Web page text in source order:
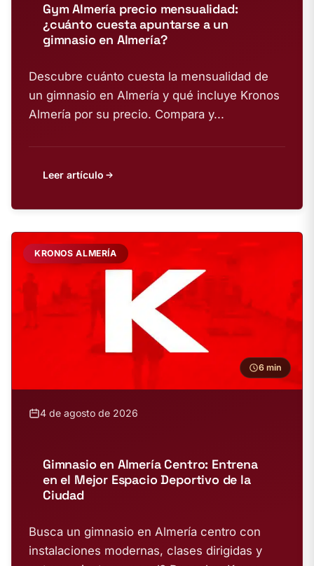
Gym Almería precio mensualidad:
¿cuánto cuesta apuntarse a un
gimnasio en Almería?
Descubre cuánto cuesta la mensualidad de
un gimnasio en Almería y qué incluye Kronos
Almería por su precio. Compara y...
Leer artículo
KRONOS ALMERÍA
6 min
4 de agosto de 2026
Gimnasio en Almería Centro: Entrena
en el Mejor Espacio Deportivo de la
Ciudad
Busca un gimnasio en Almería centro con
instalaciones modernas, clases dirigidas y